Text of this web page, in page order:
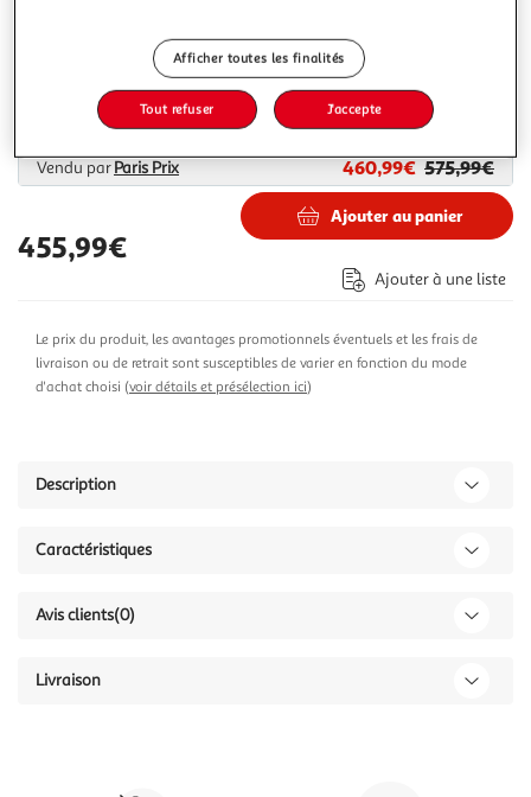
Livraison dès 1/2 semaines
39,99€
Plus d'options
Vendu parParis Prix 460,99€ 575,99€
455,99€
Ajouter au panier
Ajouter à une liste
Le prix du produit, les avantages promotionnels éventuels et les frais de
livraison ou de retrait sont susceptibles de varier en fonction du mode
d'achat choisi (voir détails et présélection ici)
Description
Caractéristiques
Avis clients(0)
Livraison
Afficher toutes les finalités
Tout refuser J'accepte